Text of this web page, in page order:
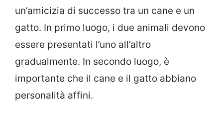
un’amicizia di successo tra un cane e un
gatto. In primo luogo, i due animali devono
essere presentati l’uno all’altro
gradualmente. In secondo luogo, è
importante che il cane e il gatto abbiano
personalità affini.